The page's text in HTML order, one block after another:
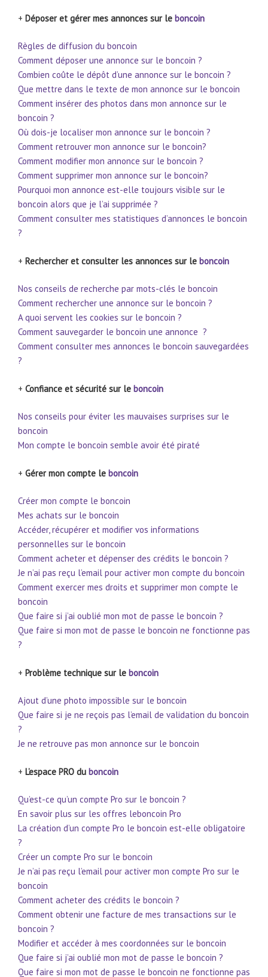
+ Déposer et gérer mes annonces sur le boncoin
Règles de diffusion du boncoin
Comment déposer une annonce sur le boncoin ?
Combien coûte le dépôt d’une annonce sur le boncoin ?
Que mettre dans le texte de mon annonce sur le boncoin
Comment insérer des photos dans mon annonce sur le
boncoin ?
Où dois-je localiser mon annonce sur le boncoin ?
Comment retrouver mon annonce sur le boncoin?
Comment modifier mon annonce sur le boncoin ?
Comment supprimer mon annonce sur le boncoin?
Pourquoi mon annonce est-elle toujours visible sur le
boncoin alors que je l’ai supprimée ?
Comment consulter mes statistiques d’annonces le boncoin
?
+ Rechercher et consulter les annonces sur le boncoin
Nos conseils de recherche par mots-clés le boncoin
Comment rechercher une annonce sur le boncoin ?
A quoi servent les cookies sur le boncoin ?
Comment sauvegarder le boncoin une annonce ?
Comment consulter mes annonces le boncoin sauvegardées
?
+ Confiance et sécurité sur le boncoin
Nos conseils pour éviter les mauvaises surprises sur le
boncoin
Mon compte le boncoin semble avoir été piraté
+ Gérer mon compte le boncoin
Créer mon compte le boncoin
Mes achats sur le boncoin
Accéder, récupérer et modifier vos informations
personnelles sur le boncoin
Comment acheter et dépenser des crédits le boncoin ?
Je n’ai pas reçu l’email pour activer mon compte du boncoin
Comment exercer mes droits et supprimer mon compte le
boncoin
Que faire si j’ai oublié mon mot de passe le boncoin ?
Que faire si mon mot de passe le boncoin ne fonctionne pas
?
+ Problème technique sur le boncoin
Ajout d’une photo impossible sur le boncoin
Que faire si je ne reçois pas l’email de validation du boncoin
?
Je ne retrouve pas mon annonce sur le boncoin
+ L’espace PRO du boncoin
Qu’est-ce qu’un compte Pro sur le boncoin ?
En savoir plus sur les offres leboncoin Pro
La création d’un compte Pro le boncoin est-elle obligatoire
?
Créer un compte Pro sur le boncoin
Je n’ai pas reçu l’email pour activer mon compte Pro sur le
boncoin
Comment acheter des crédits le boncoin ?
Comment obtenir une facture de mes transactions sur le
boncoin ?
Modifier et accéder à mes coordonnées sur le boncoin
Que faire si j’ai oublié mon mot de passe le boncoin ?
Que faire si mon mot de passe le boncoin ne fonctionne pas